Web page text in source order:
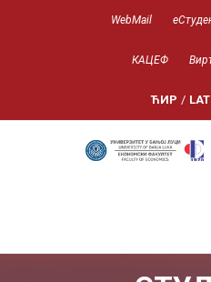
WebMail
КАЦЕФ
ЋИР / LAT